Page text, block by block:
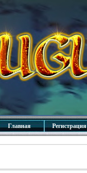
Главная Регистрация